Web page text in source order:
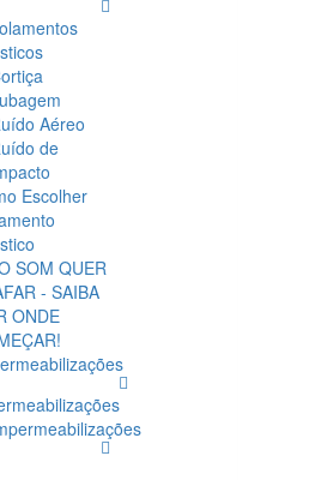
Aéreo
de
Escolher
SOM QUER
- SAIBA
ONDE